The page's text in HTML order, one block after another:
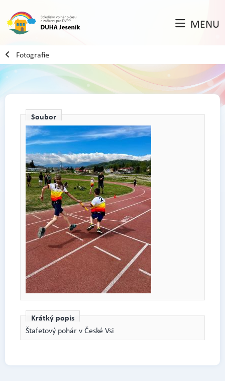
MENU
Fotografie
Soubor
Krátký popis
Štafetový pohár v České Vsi